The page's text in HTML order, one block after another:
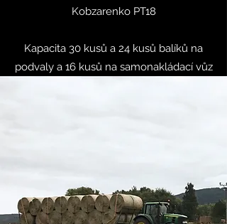
Kobzarenko PT18
Kapacita 30 kusů a 24 kusů balíků na
podvaly a 16 kusů na samonakládací vůz